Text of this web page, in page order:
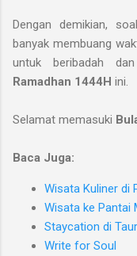
Dengan demikian,
banyak membuang
untuk beribadah
Ramadhan 1444H ini.
Selamat memasuki
Baca Juga:
Wisata Kuliner di
Wisata ke Pantai
Staycation di
Write for Soul